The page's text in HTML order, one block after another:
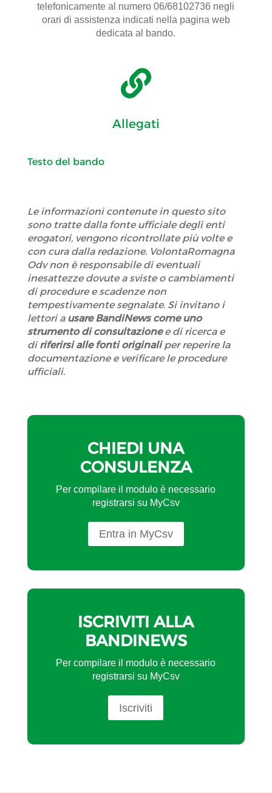
telefonicamente al numero 06/68102736 negli
orari di assistenza indicati nella pagina web
dedicata al bando.

Allegati
Testo del bando
Le informazioni contenute in questo sito
sono tratte dalla fonte ufficiale degli enti
erogatori, vengono ricontrollate più volte e
con cura dalla redazione. VolontaRomagna
Odv non è responsabile di eventuali
inesattezze dovute a sviste o cambiamenti
di procedure e scadenze non
tempestivamente segnalate. Si invitano i
lettori a usare BandiNews come uno
strumento di consultazione e di ricerca e
di riferirsi alle fonti originali per reperire la
documentazione e verificare le procedure
ufficiali.
CHIEDI UNA
CONSULENZA
Per compilare il modulo è necessario
registrarsi su MyCsv
Entra in MyCsv
ISCRIVITI ALLA
BANDINEWS
Per compilare il modulo è necessario
registrarsi su MyCsv
Iscriviti